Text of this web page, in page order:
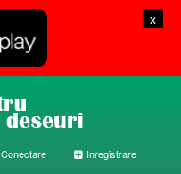
x
Conectare Inregistrare